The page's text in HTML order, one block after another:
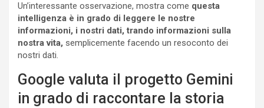
Un’interessante osservazione, mostra come questa
intelligenza è in grado di leggere le nostre
informazioni, i nostri dati, trando informazioni sulla
nostra vita, semplicemente facendo un resoconto dei
nostri dati.
Google valuta il progetto Gemini
in grado di raccontare la storia